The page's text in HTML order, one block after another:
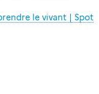
le vivant | Spot